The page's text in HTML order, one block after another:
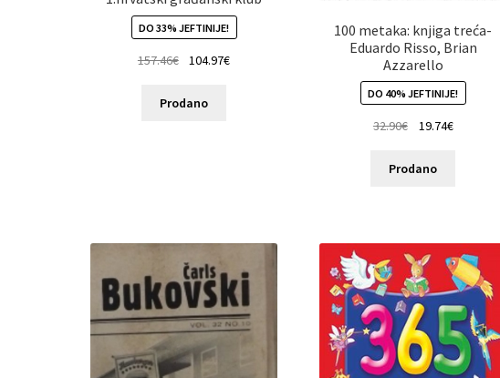
DO 33% JEFTINIJE!
157.46€ 104.97€
Prodano
100 metaka: knjiga treća-
Eduardo Risso, Brian
Azzarello
DO 40% JEFTINIJE!
32.90€ 19.74€
Prodano